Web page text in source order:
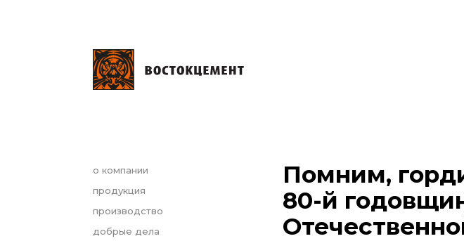
о компании
продукция
производство
добрые дела
Помним,
80-й